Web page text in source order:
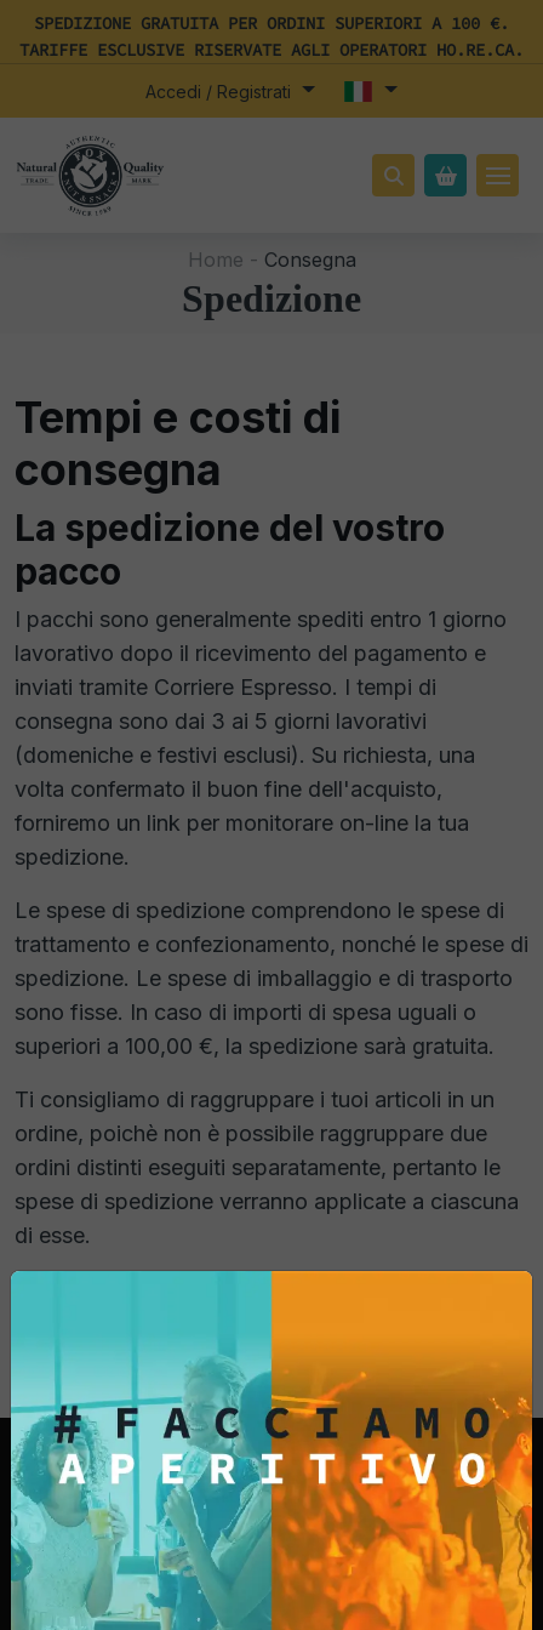
SPEDIZIONE GRATUITA PER ORDINI SUPERIORI A 100 €.
TARIFFE ESCLUSIVE RISERVATE AGLI OPERATORI HO.RE.CA.
Accedi / Registrati
Home - Consegna
Spedizione
Tempi e costi di
consegna
La spedizione del vostro
pacco
I pacchi sono generalmente spediti entro 1 giorno
lavorativo dopo il ricevimento del pagamento e
inviati tramite Corriere Espresso. I tempi di
consegna sono dai 3 ai 5 giorni lavorativi
(domeniche e festivi esclusi). Su richiesta, una
volta confermato il buon fine dell'acquisto,
forniremo un link per monitorare on-line la tua
spedizione.
Le spese di spedizione comprendono le spese di
trattamento e confezionamento, nonché le spese di
spedizione. Le spese di imballaggio e di trasporto
sono fisse. In caso di importi di spesa uguali o
superiori a 100,00 €, la spedizione sarà gratuita.
Ti consigliamo di raggruppare i tuoi articoli in un
ordine, poichè non è possibile raggruppare due
ordini distinti eseguiti separatamente, pertanto le
spese di spedizione verranno applicate a ciascuna
di esse.